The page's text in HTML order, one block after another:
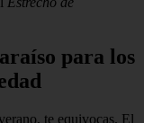
para los
te equivocas. El